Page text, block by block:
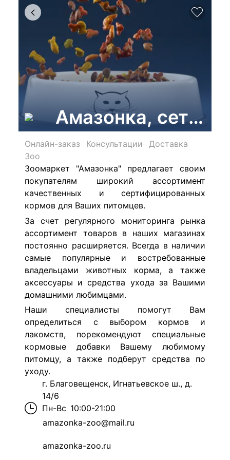
Амазонка, сеть
Онлайн-заказ Консультации
Доставка
Зоо
Зоомаркет "Амазонка" предлагает своим
покупателям широкий ассортимент
качественных и сертифицированных
кормов для Ваших питомцев.
За счет регулярного мониторинга рынка
ассортимент товаров в наших магазинах
постоянно расширяется. Всегда в наличии
самые популярные и востребованные
владельцами животных корма, а также
аксессуары и средства ухода за Вашими
домашними любимцами.
Наши специалисты помогут Вам
определиться с выбором кормов и
лакомств, порекомендуют специальные
кормовые добавки Вашему любимому
питомцу, а также подберут средства по
уходу.
г. Благовещенск, Игнатьевское ш., д.
14/6
Пн-Вс 10:00-21:00
amazonka-zoo@mail.ru
amazonka-zoo.ru